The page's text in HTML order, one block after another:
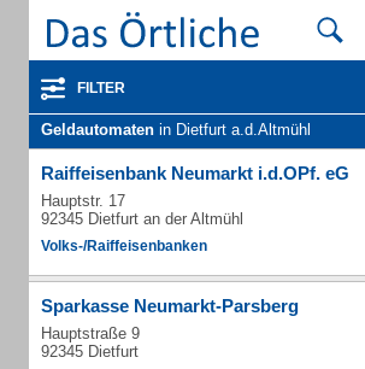
FILTER
Geldautomaten in Dietfurt a.d.Altmühl
Raiffeisenbank Neumarkt i.d.OPf. eG
Hauptstr. 17
92345 Dietfurt an der Altmühl
Volks-/Raiffeisenbanken
Sparkasse Neumarkt-Parsberg
Hauptstraße 9
92345 Dietfurt